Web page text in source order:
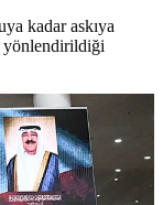
kadar askıya
yönlendirildiği